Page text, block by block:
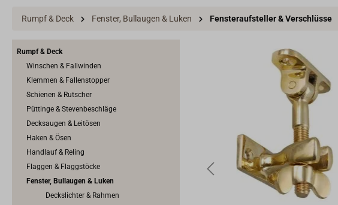
Rumpf & Deck Fenster, Bullaugen & Luken Fensteraufsteller & Verschlüsse
Rumpf & Deck
Winschen & Fallwinden
Klemmen & Fallenstopper
Schienen & Rutscher
Püttinge & Stevenbeschläge
Decksaugen & Leitösen
Haken & Ösen
Handlauf & Reling
Flaggen & Flaggstöcke
Fenster, Bullaugen & Luken
Deckslichter & Rahmen